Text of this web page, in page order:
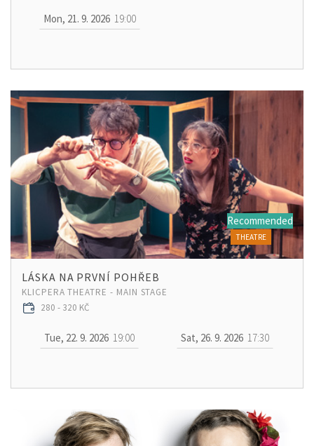
Mon, 21. 9. 2026 19:00
Recommended
THEATRE
LÁSKA NA PRVNÍ POHŘEB
KLICPERA THEATRE - MAIN STAGE
280 - 320 KČ
Tue, 22. 9. 2026 19:00 Sat, 26. 9. 2026 17:30